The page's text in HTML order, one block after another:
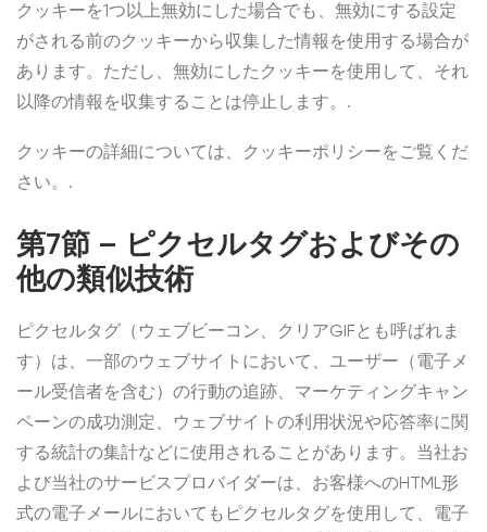
クッキーを1つ以上無効にした場合でも、無効にする設定
がされる前のクッキーから収集した情報を使用する場合が
あります。ただし、無効にしたクッキーを使用して、それ
以降の情報を収集することは停止します。.
クッキーの詳細については、クッキーポリシーをご覧くだ
さい。.
第7節 – ピクセルタグおよびその
他の類似技術
ピクセルタグ（ウェブビーコン、クリアGIFとも呼ばれま
す）は、一部のウェブサイトにおいて、ユーザー（電子メ
ール受信者を含む）の行動の追跡、マーケティングキャン
ペーンの成功測定、ウェブサイトの利用状況や応答率に関
する統計の集計などに使用されることがあります。当社お
よび当社のサービスプロバイダーは、お客様へのHTML形
式の電子メールにおいてもピクセルタグを使用して、電子